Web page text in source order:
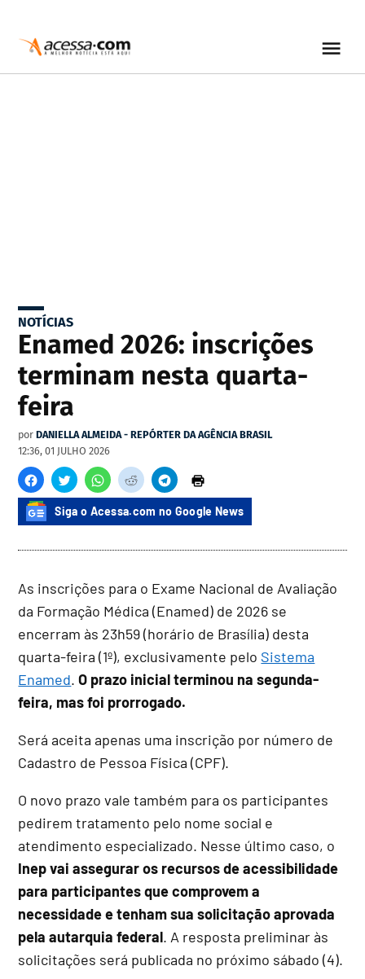
NOTÍCIAS
Enamed 2026: inscrições
terminam nesta quarta-
feira
por DANIELLA ALMEIDA - REPÓRTER DA AGÊNCIA BRASIL
12:36, 01 JULHO 2026
Siga o Acessa.com no Google News
As inscrições para o Exame Nacional de Avaliação
da Formação Médica (Enamed) de 2026 se
encerram às 23h59 (horário de Brasília) desta
quarta-feira (1º), exclusivamente pelo Sistema
Enamed.O prazo inicial terminou na segunda-
feira, mas foi prorrogado.
Será aceita apenas uma inscrição por número de
Cadastro de Pessoa Física (CPF).
O novo prazo vale também para os participantes
pedirem tratamento pelo nome social e
atendimento especializado. Nesse último caso, o
Inep vai assegurar os recursos de acessibilidade
para participantes que comprovem a
necessidade e tenham sua solicitação aprovada
pela autarquia federal. A resposta preliminar às
solicitações será publicada no próximo sábado (4).